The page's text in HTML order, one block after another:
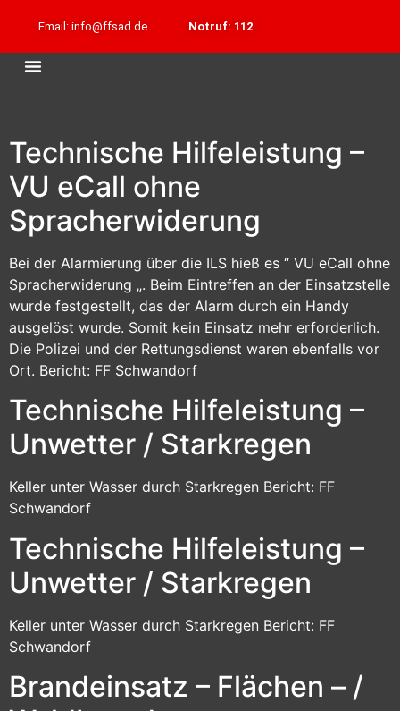
Email: info@ffsad.de Notruf: 112
Technische Hilfeleistung –
VU eCall ohne
Spracherwiderung
Bei der Alarmierung über die ILS hieß es “ VU eCall ohne
Spracherwiderung „. Beim Eintreffen an der Einsatzstelle
wurde festgestellt, das der Alarm durch ein Handy
ausgelöst wurde. Somit kein Einsatz mehr erforderlich.
Die Polizei und der Rettungsdienst waren ebenfalls vor
Ort. Bericht: FF Schwandorf
Technische Hilfeleistung –
Unwetter / Starkregen
Keller unter Wasser durch Starkregen Bericht: FF
Schwandorf
Technische Hilfeleistung –
Unwetter / Starkregen
Keller unter Wasser durch Starkregen Bericht: FF
Schwandorf
Brandeinsatz – Flächen – /